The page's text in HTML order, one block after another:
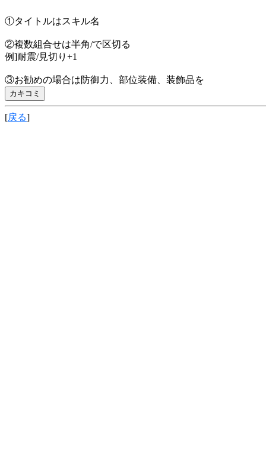
①タイトルはスキル名
②複数組合せは半角/で区切る
例]耐震/見切り+1
③お勧めの場合は防御力、部位装備、装飾品を
[戻る]